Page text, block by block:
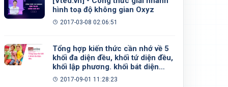
hình toạ độ không gian Oxyz
2017-03-08 02:06:51
Tổng hợp kiến thức cần nhớ về 5
khối đa diện đều, khối tứ diện đều,
khối lập phương. khối bát diện
đều, khối 12 mặt đều, khối 20 mặt
2017-09-01 11:28:23